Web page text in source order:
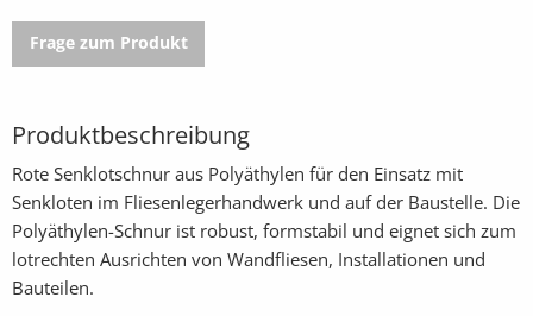
Frage zum Produkt
Produktbeschreibung
Rote Senklotschnur aus Polyäthylen für den Einsatz mit
Senkloten im Fliesenlegerhandwerk und auf der Baustelle. Die
Polyäthylen-Schnur ist robust, formstabil und eignet sich zum
lotrechten Ausrichten von Wandfliesen, Installationen und
Bauteilen.